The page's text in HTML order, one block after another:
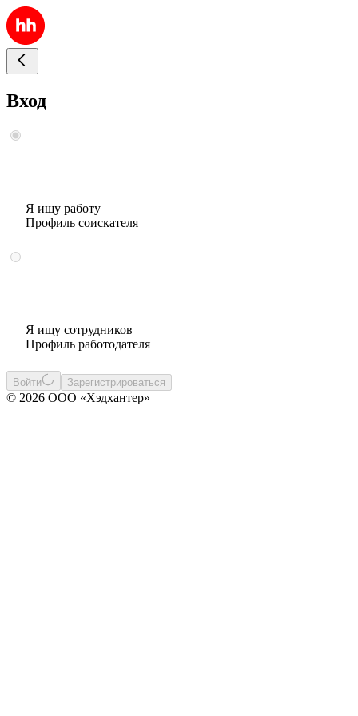
Вход
Я ищу работу
Профиль соискателя
Я ищу сотрудников
Профиль работодателя
Войти Зарегистрироваться
© 2026 ООО «Хэдхантер»